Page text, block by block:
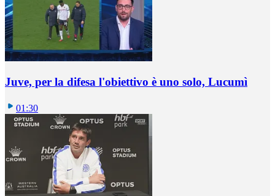
Juve, per la difesa l'obiettivo è uno solo, Lucumì
01:30